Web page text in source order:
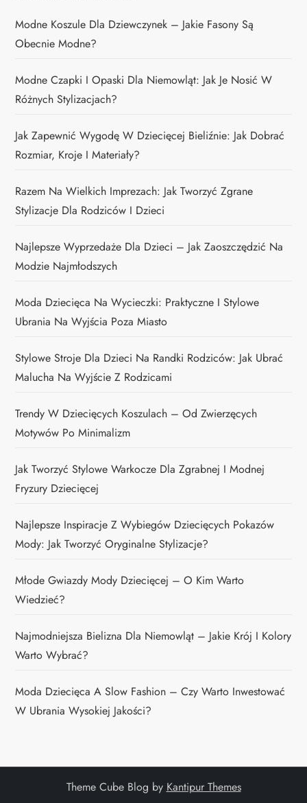
Modne Koszule Dla Dziewczynek – Jakie Fasony Są
Obecnie Modne?
Modne Czapki I Opaski Dla Niemowląt: Jak Je Nosić W
Różnych Stylizacjach?
Jak Zapewnić Wygodę W Dziecięcej Bieliźnie: Jak Dobrać
Rozmiar, Kroje I Materiały?
Razem Na Wielkich Imprezach: Jak Tworzyć Zgrane
Stylizacje Dla Rodziców I Dzieci
Najlepsze Wyprzedaże Dla Dzieci – Jak Zaoszczędzić Na
Modzie Najmłodszych
Moda Dziecięca Na Wycieczki: Praktyczne I Stylowe
Ubrania Na Wyjścia Poza Miasto
Stylowe Stroje Dla Dzieci Na Randki Rodziców: Jak Ubrać
Malucha Na Wyjście Z Rodzicami
Trendy W Dziecięcych Koszulach – Od Zwierzęcych
Motywów Po Minimalizm
Jak Tworzyć Stylowe Warkocze Dla Zgrabnej I Modnej
Fryzury Dziecięcej
Najlepsze Inspiracje Z Wybiegów Dziecięcych Pokazów
Mody: Jak Tworzyć Oryginalne Stylizacje?
Młode Gwiazdy Mody Dziecięcej – O Kim Warto
Wiedzieć?
Najmodniejsza Bielizna Dla Niemowląt – Jakie Krój I Kolory
Warto Wybrać?
Moda Dziecięca A Slow Fashion – Czy Warto Inwestować
W Ubrania Wysokiej Jakości?
Theme Cube Blog by Kantipur Themes